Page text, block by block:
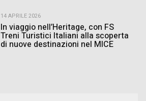
14 APRILE 2026
In viaggio nell’Heritage, con FS
Treni Turistici Italiani alla scoperta
di nuove destinazioni nel MICE